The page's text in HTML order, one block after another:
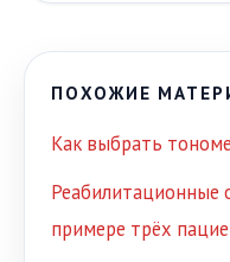
ПОХОЖИЕ
Как выбрать
Реабилитационные
примере трёх